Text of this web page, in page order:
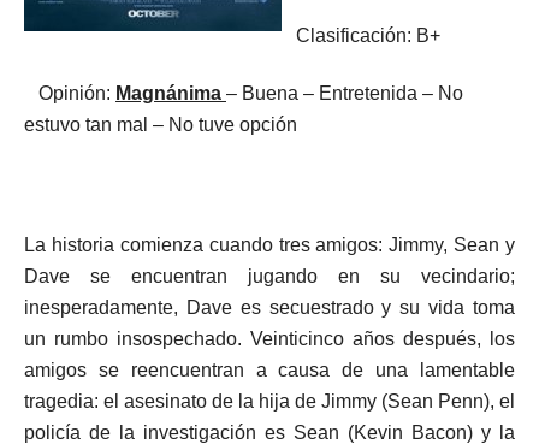
Clasificación: B+
Opinión: Magnánima – Buena – Entretenida – No
estuvo tan mal – No tuve opción
La historia comienza cuando tres amigos: Jimmy, Sean y
Dave se encuentran jugando en su vecindario;
inesperadamente, Dave es secuestrado y su vida toma
un rumbo insospechado. Veinticinco años después, los
amigos se reencuentran a causa de una lamentable
tragedia: el asesinato de la hija de Jimmy (Sean Penn), el
policía de la investigación es Sean (Kevin Bacon) y la